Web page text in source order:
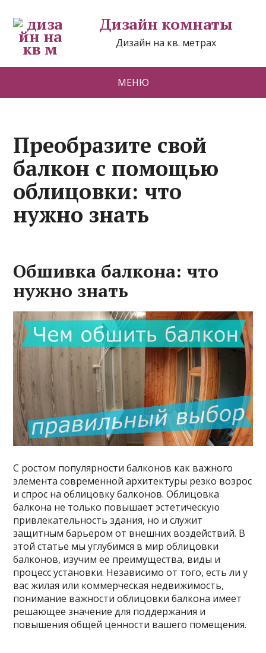
Дизайн комнаты
Дизайн на кв. метрах
МЕНЮ
Преобразите свой
балкон с помощью
облицовки: что
нужно знать
Обшивка балкона: что
нужно знать
С ростом популярности балконов как важного
элемента современной архитектуры резко возрос
и спрос на облицовку балконов. Облицовка
балкона не только повышает эстетическую
привлекательность здания, но и служит
защитным барьером от внешних воздействий. В
этой статье мы углубимся в мир облицовки
балконов, изучим ее преимущества, виды и
процесс установки. Независимо от того, есть ли у
вас жилая или коммерческая недвижимость,
понимание важности облицовки балкона имеет
решающее значение для поддержания и
повышения общей ценности вашего помещения.